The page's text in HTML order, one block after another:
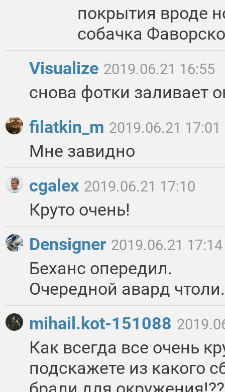
покрытия вроде
собачка
Visualize 2019.06.21 16:55
снова фотки заливает
filatkin_m 2019.06.21 17:01
Мне завидно
cgalex 2019.06.21 17:10
Круто очень!
Densigner 2019.06.21 17:14
Беханс опередил.
Очередной авард
mihail.kot-151088
Как всегда все очень
подскажете из какого